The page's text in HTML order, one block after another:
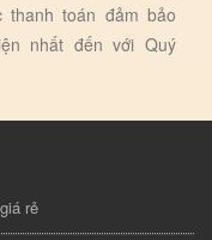
thanh toán đảm bảo
nhất đến với Quý
rẻ